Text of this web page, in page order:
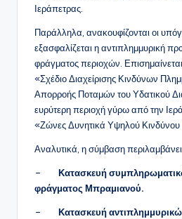
Ιεράπετρας.
Παράλληλα, ανακουφίζονται οι
εξασφαλίζεται η αντιπλημμυρική
φράγματος περιοχών.
«Σχέδιο Διαχείρισης Κινδύνων
Απορροής Ποταμών του Υδατικού
ευρύτερη περιοχή γύρω από την
«Ζώνες Δυνητικά Υψηλού
Αναλυτικά, η σύμβαση περιλαμβάνει
– Κατασκευή
φράγματος Μπραμιανού.
– Κατασκευή